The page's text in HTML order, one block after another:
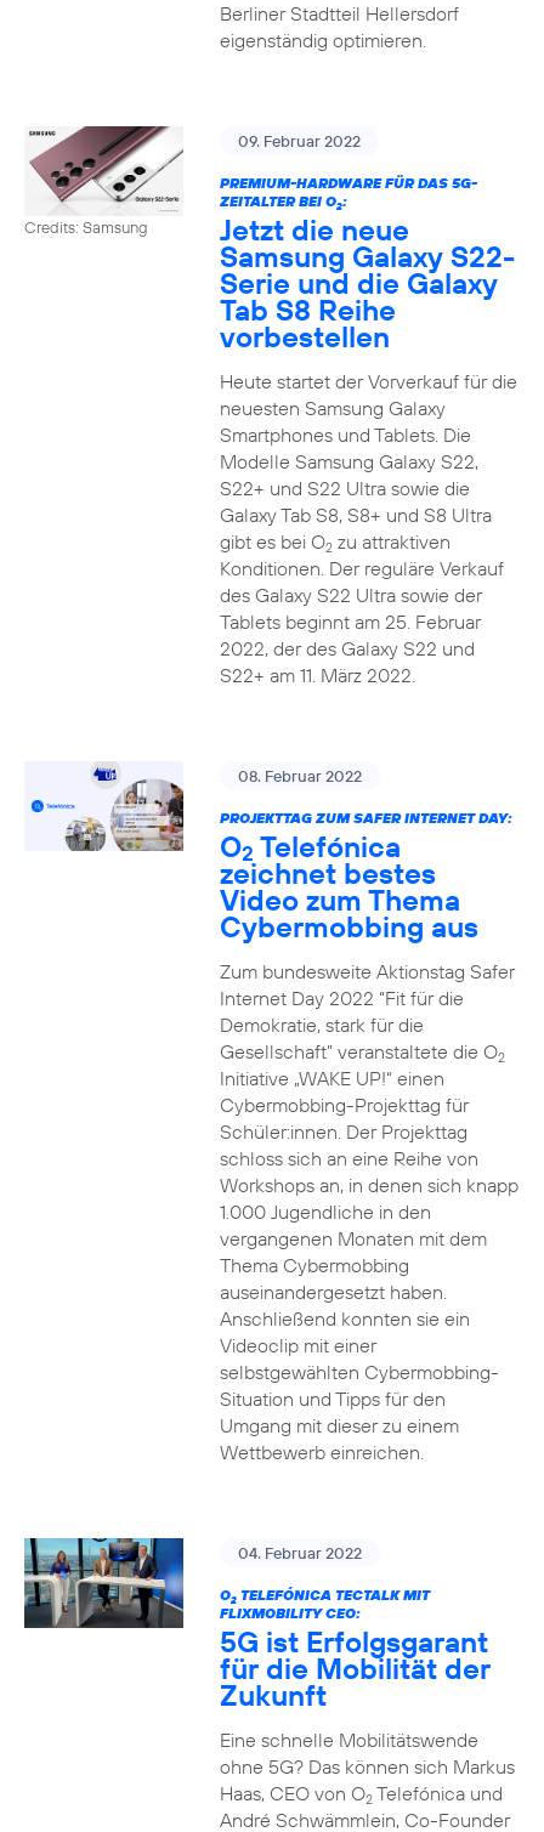
Berliner Stadtteil Hellersdorf
eigenständig optimieren.
Credits: Samsung
09. Februar 2022
PREMIUM-HARDWARE FÜR DAS 5G-
ZEITALTER BEI O2:
Jetzt die neue
Samsung Galaxy S22-
Serie und die Galaxy
Tab S8 Reihe
vorbestellen
Heute startet der Vorverkauf für die
neuesten Samsung Galaxy
Smartphones und Tablets. Die
Modelle Samsung Galaxy S22,
S22+ und S22 Ultra sowie die
Galaxy Tab S8, S8+ und S8 Ultra
gibt es bei O2zu attraktiven
Konditionen. Der reguläre Verkauf
des Galaxy S22 Ultra sowie der
Tablets beginnt am 25. Februar
2022, der des Galaxy S22 und
S22+ am 11. März 2022.
08. Februar 2022
PROJEKTTAG ZUM SAFER INTERNET DAY:
O2 Telefónica
zeichnet bestes
Video zum Thema
Cybermobbing aus
Zum bundesweite Aktionstag Safer
Internet Day 2022 “Fit für die
Demokratie, stark für die
Gesellschaft” veranstaltete die O2
Initiative „WAKE UP!“ einen
Cybermobbing-Projekttag für
Schüler:innen. Der Projekttag
schloss sich an eine Reihe von
Workshops an, in denen sich knapp
1.000 Jugendliche in den
vergangenen Monaten mit dem
Thema Cybermobbing
auseinandergesetzt haben.
Anschließend konnten sie ein
Videoclip mit einer
selbstgewählten Cybermobbing-
Situation und Tipps für den
Umgang mit dieser zu einem
Wettbewerb einreichen.
04. Februar 2022
O2TELEFÓNICA TECTALK MIT
FLIXMOBILITY CEO:
5G ist Erfolgsgarant
für die Mobilität der
Zukunft
Eine schnelle Mobilitätswende
ohne 5G? Das können sich Markus
Haas, CEO von O2Telefónica und
André Schwämmlein, Co-Founder